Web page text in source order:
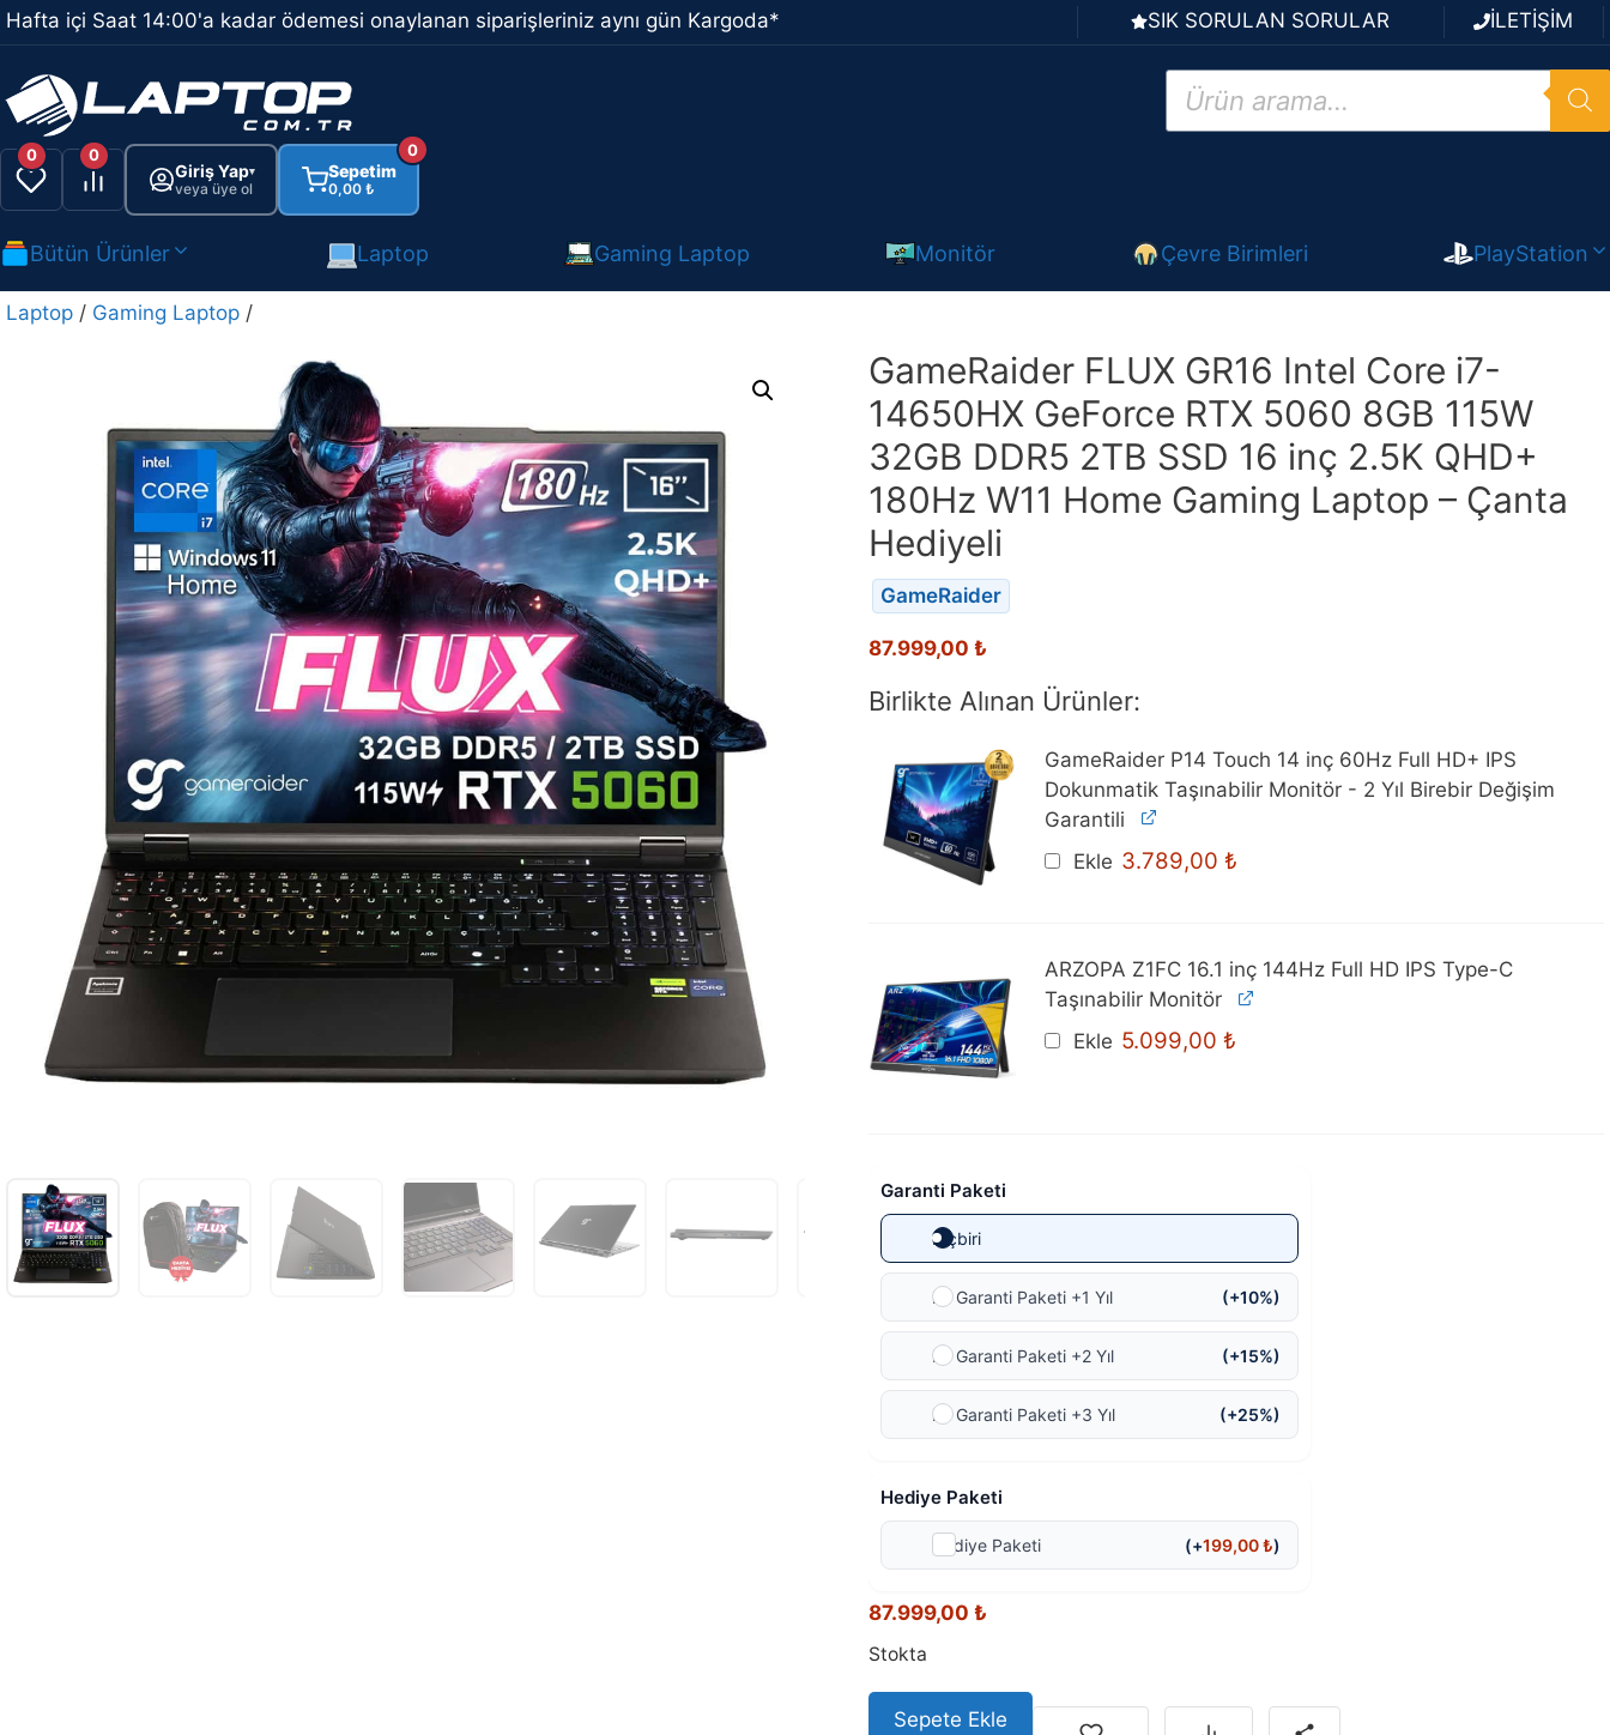
İçeriğe
atla
Hafta içi Saat 14:00'a kadar ödemesi onaylanan siparişleriniz aynı gün Kargoda* SIK SORULAN SORULAR İLETİŞİM
Products
search
0 0
Giriş Yap▾
veya üye ol
Sepetim
0,00 ₺
0
Bütün Ürünler Laptop Gaming Laptop Monitör Çevre Birimleri PlayStation
Laptop / Gaming Laptop /
GameRaider FLUX GR16 Intel Core i7-
14650HX GeForce RTX 5060 8GB 115W
32GB DDR5 2TB SSD 16 inç 2.5K QHD+
180Hz W11 Home Gaming Laptop – Çanta
Hediyeli
GameRaider
87.999,00 ₺
Birlikte Alınan Ürünler:
GameRaider P14 Touch 14 inç 60Hz Full HD+ IPS
Dokunmatik Taşınabilir Monitör - 2 Yıl Birebir Değişim
Garantili
Ekle 3.789,00 ₺
ARZOPA Z1FC 16.1 inç 144Hz Full HD IPS Type-C
Taşınabilir Monitör
Ekle Orijinal
fiyat:
5.099,00 ₺Mevcut
Garanti Paketi
Hiçbiri
Ek Garanti Paketi +1 Yıl (+10%)
Ek Garanti Paketi +2 Yıl (+15%)
Ek Garanti Paketi +3 Yıl (+25%)
Hediye Paketi
Hediye Paketi (+199,00₺)
87.999,00 ₺
Stokta
Sepete Ekle